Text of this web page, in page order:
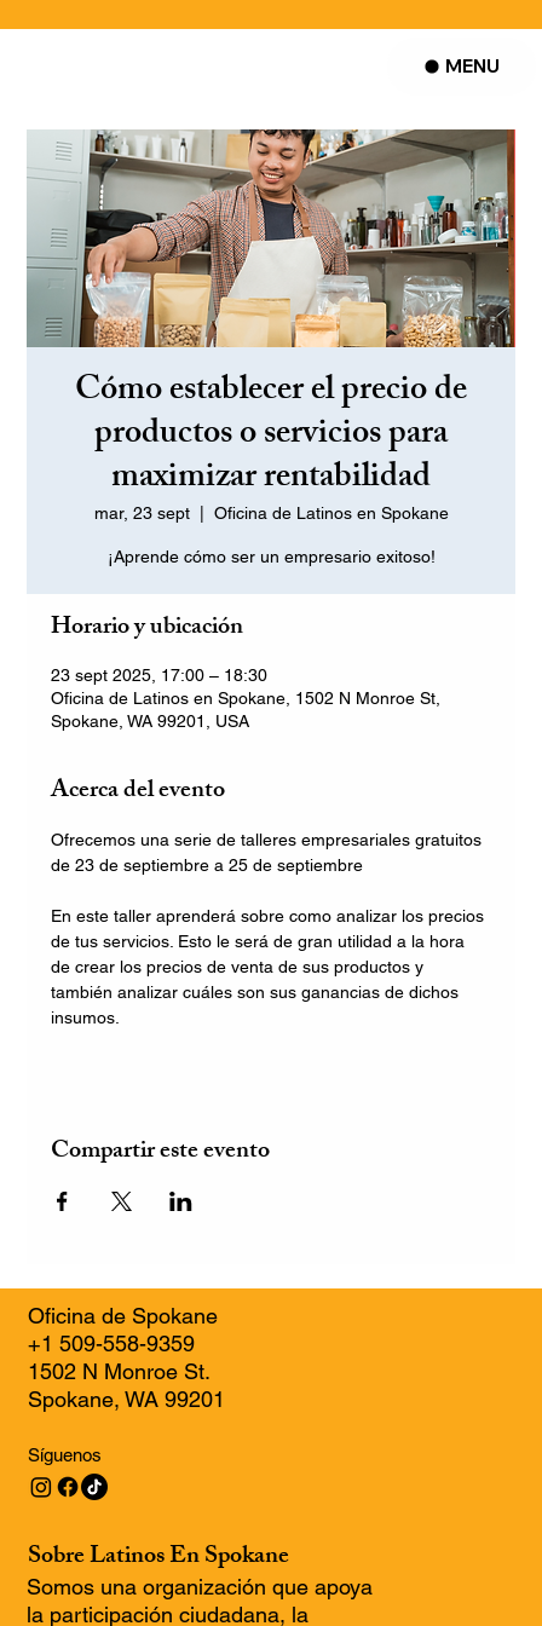
MENU
Cómo establecer el precio de
productos o servicios para
maximizar rentabilidad
mar, 23 sept
  |
Oficina de Latinos en Spokane
¡Aprende cómo ser un empresario exitoso!
Horario y ubicación
23 sept 2025, 17:00 – 18:30
Oficina de Latinos en Spokane, 1502 N Monroe St,
Spokane, WA 99201, USA
Acerca del evento
Ofrecemos una serie de talleres empresariales gratuitos
de 23 de septiembre a 25 de septiembre
En este taller aprenderá sobre como analizar los precios
de tus servicios. Esto le será de gran utilidad a la hora
de crear los precios de venta de sus productos y
también analizar cuáles son sus ganancias de dichos
insumos.
Compartir este evento
Sobre Latinos En Spokane
Somos una organización que apoya
la participación ciudadana, la
Oficina de Spokane
+1 509-558-9359
1502 N Monroe St.
Spokane, WA 99201
Síguenos